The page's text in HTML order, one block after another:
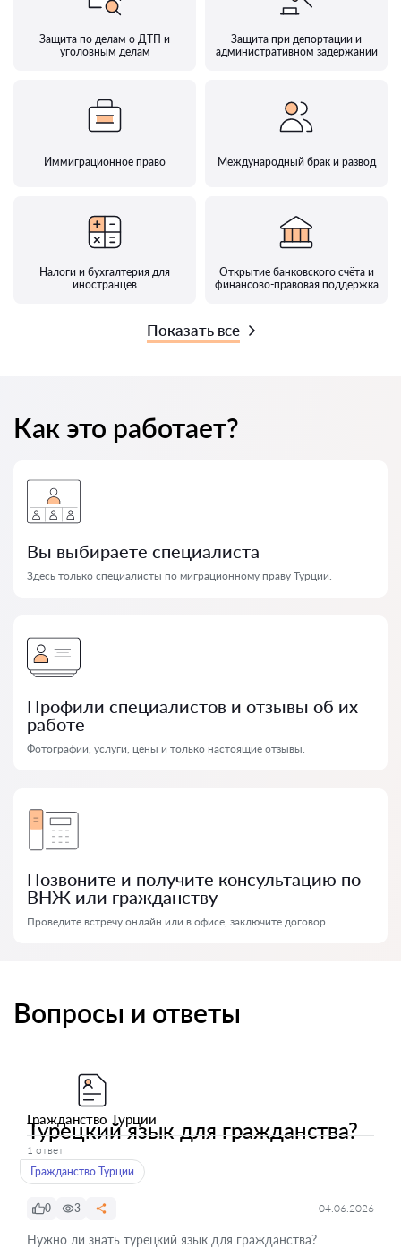
Защита по делам о ДТП и
уголовным делам
Защита при депортации и
административном задержании
Иммиграционное право Международный брак и развод
Налоги и бухгалтерия для
иностранцев
Открытие банковского счёта и
финансово-правовая поддержка
Показать все
Как это работает?
Вы выбираете специалиста
Здесь только специалисты по миграционному праву Турции.
Профили специалистов и отзывы об их
работе
Фотографии, услуги, цены и только настоящие отзывы.
Позвоните и получите консультацию по
ВНЖ или гражданству
Проведите встречу онлайн или в офисе, заключите договор.
Вопросы и ответы
Гражданство Турции
Турецкий язык для гражданства?
1 ответ
Гражданство Турции
0 3 04.06.2026
Нужно ли знать турецкий язык для гражданства?